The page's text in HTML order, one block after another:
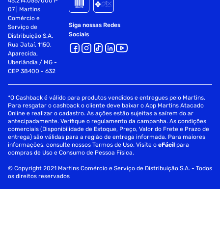
Pesos:
Peso Líquido: 2,100 kg
Peso Bruto: 2,420 kg
Garantia: 1 Ano (Ofertada pelo fornecedor)
Especificações
Material Alumínio
Revestimento Antiaderente
Garantia
07 | Martins
Comércio e
Serviço de
Distribuição S.A.
Rua Jataí, 1150,
Aparecida,
Uberlândia / MG -
CEP 38400 - 632
Siga nossas Redes
Sociais
*O Cashback é válido para produtos vendidos e entregues pelo Martins.
Para resgatar o cashback o cliente deve baixar o App Martins Atacado
Online e realizar o cadastro. As ações estão sujeitas a saírem do ar
antecipadamente. Verifique o regulamento da campanha. As condições
comerciais (Disponibilidade de Estoque, Preço, Valor do Frete e Prazo de
entrega) são válidas para a região de entrega informada. Para maiores
informações, consulte nossos Termos de Uso. Visite oeFácil para
compras de Uso e Consumo de Pessoa Física.
© Copyright 2021 Martins Comércio e Serviço de Distribuição S.A. - Todos
os direitos reservados